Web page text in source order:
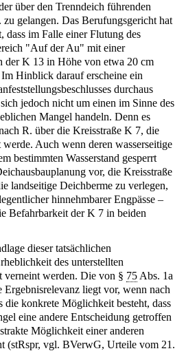
über den Trenndeich führenden
gelangen. Das Berufungsgericht hat
dass im Falle einer Flutung des
"Auf der Au" mit einer
der K 13 in Höhe von etwa 20 cm
Hinblick darauf erscheine ein
durchaus
jedoch nicht um einen im Sinne des
Mangel handeln. Denn es
R. über die Kreisstraße K 7, die
werde. Auch wenn deren wasserseitige
bestimmten Wasserstand gesperrt
vor, die Kreisstraße
landseitige Deichberme zu verlegen,
hinnehmbarer Engpässe –
Befahrbarkeit der K 7 in beiden
dieser tatsächlichen
des unterstellten
verneint werden. Die von § 75 Abs. 1a
liegt vor, wenn nach
die konkrete Möglichkeit besteht, dass
eine andere Entscheidung getroffen
Möglichkeit einer anderen
(stRspr, vgl. BVerwG, Urteile vom 21.